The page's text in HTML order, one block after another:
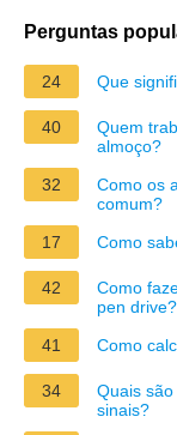
Perguntas
24 Que
40
Quem
almoço?
32
Como os
comum?
17
Como
42
Como
pen drive?
41
Como
34
Quais
sinais?